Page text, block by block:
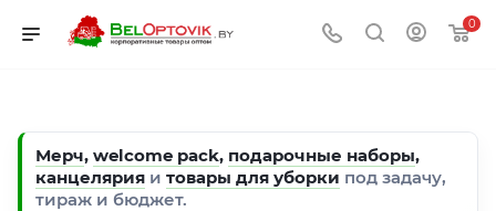
0
Мерч, welcome pack, подарочные наборы,
канцелярия и товары для уборки под задачу,
тираж и бюджет.